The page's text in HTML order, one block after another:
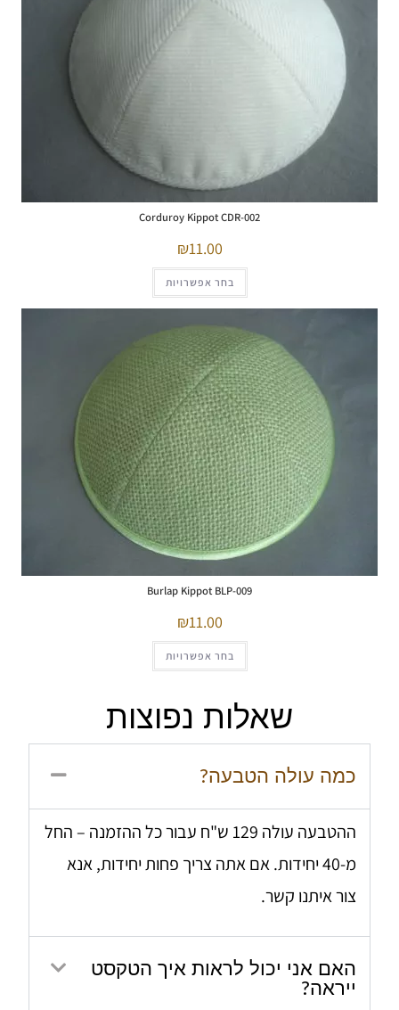
Corduroy Kippot CDR-002
11.00
בחר אפשרויות
Burlap Kippot BLP-009
11.00
בחר אפשרויות
שאלות נפוצות
כמה עולה הטבעה?
ההטבעה עולה 129 ש"ח עבור כל ההזמנה – החל
מ-40 יחידות. אם אתה צריך פחות יחידות, אנא
צור איתנו קשר.
האם אני יכול לראות איך הטקסט
ייראה?